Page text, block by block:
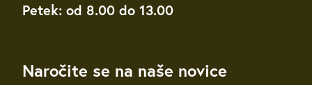
Petek: od 8.00 do 13.00
Naročite se na naše novice